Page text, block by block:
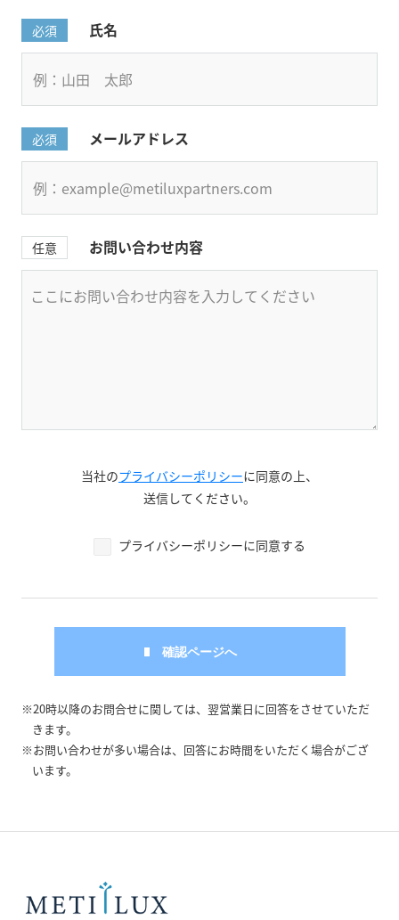
必須 氏名
必須 メールアドレス
任意 お問い合わせ内容
当社のプライバシーポリシーに同意の上、
送信してください。
プライバシーポリシーに同意する
※20時以降のお問合せに関しては、翌営業日に回答をさせていただ
きます。
※お問い合わせが多い場合は、回答にお時間をいただく場合がござ
います。